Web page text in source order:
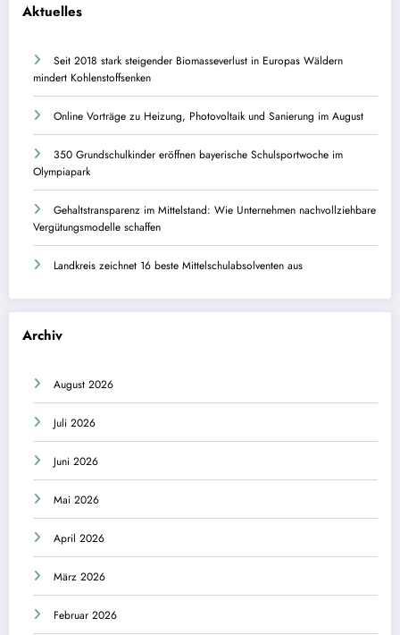
Aktuelles
Seit 2018 stark steigender Biomasseverlust in Europas Wäldern
mindert Kohlenstoffsenken
Online Vorträge zu Heizung, Photovoltaik und Sanierung im August
350 Grundschulkinder eröffnen bayerische Schulsportwoche im
Olympiapark
Gehaltstransparenz im Mittelstand: Wie Unternehmen nachvollziehbare
Vergütungsmodelle schaffen
Landkreis zeichnet 16 beste Mittelschulabsolventen aus
Archiv
August 2026
Juli 2026
Juni 2026
Mai 2026
April 2026
März 2026
Februar 2026